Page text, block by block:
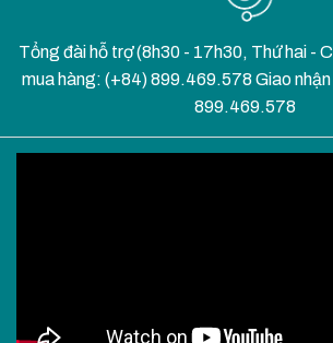
Tổng đài hỗ trợ (8h30 - 17h30, Thứ hai -
mua hàng: (+84) 899.469.578 Giao
899.469.578